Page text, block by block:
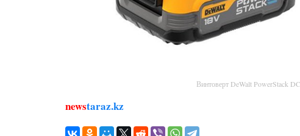
Винтоверт DeWalt PowerStack
newstaraz.kz